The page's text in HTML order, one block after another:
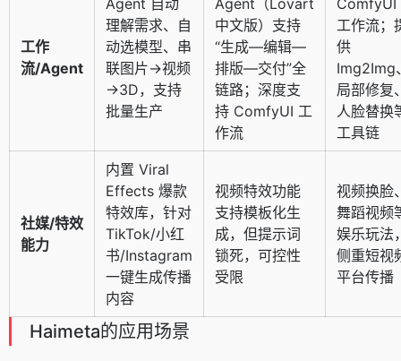
工作
流/Agent
理解需求、自
动选模型、串
联图片→视频
→3D，支持
批量生产
中文版）支持
“生成—编辑—
排版—交付”全
链路；深度支
持 ComfyUI 工
作流
工作流；
供
Img2Img
局部修复
人脸替换
工具链
社媒/特效
能力
内置 Viral
Effects 爆款
特效库，针对
TikTok/小红
书/Instagram
一键生成传播
内容
视频特效功能
支持模板化生
成，但提示词
锁死，可控性
受限
视频换脸
舞蹈视频
娱乐玩法
侧重短视
平台传播
Haimeta的应用场景